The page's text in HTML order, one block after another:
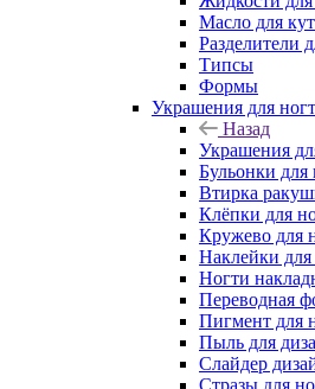
Масло для
Разделители
Типсы
Формы
Украшения для
Назад
Украшения
Бульонки для
Втирка
Клёпки для
Кружево для
Наклейки для
Ногти
Переводная
Пигмент для
Пыль для
Слайдер
Стразы для